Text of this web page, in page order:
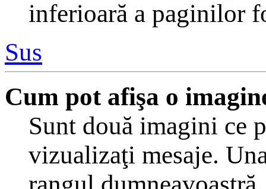
inferioară a paginilor
Sus
Cum pot afişa o
Sunt două imagini ce
vizualizaţi mesaje.